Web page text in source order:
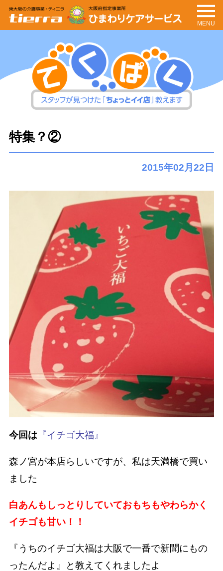
tierra
ひまわりケアサービ
ス
MENU
店」教えます
特集？②
2015年02月22日
今回は 『イチゴ大福』
森ノ宮が本店らしいですが、私は天満橋で買い
ました
白あんもしっとりしていておもちもやわらかく
イチゴも甘い！！
『うちのイチゴ大福は大阪で一番で新聞にもの
ったんだよ』と教えてくれましたよ